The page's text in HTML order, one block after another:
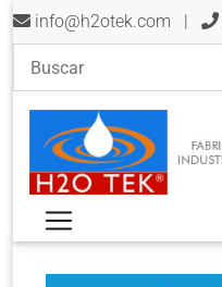
info@h2otek.com |